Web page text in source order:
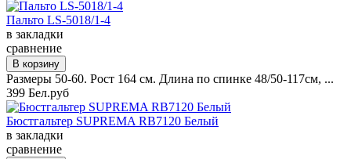
Пальто LS-5018/1-4
в закладки
сравнение
Размеры 50-60. Рост 164 см. Длина по спинке 48/50-117см, ...
399 Бел.руб
Бюстгальтер SUPREMA RB7120 Белый
в закладки
сравнение